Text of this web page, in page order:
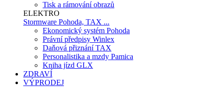
Tisk a rámování obrazů
ELEKTRO
Stormware Pohoda, TAX ...
Ekonomický systém Pohoda
Právní předpisy Winlex
Daňová přiznání TAX
Personalistika a mzdy Pamica
Kniha jízd GLX
ZDRAVÍ
VÝPRODEJ